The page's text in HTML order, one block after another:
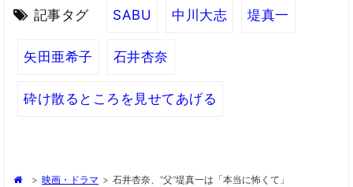
記事タグ SABU 中川大志 堤真一
矢田亜希子 石井杏奈
砕け散るところを見せてあげる
> 映画・ドラマ > 石井杏奈、“父”堤真一は「本当に怖くて」